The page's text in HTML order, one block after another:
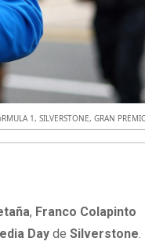
1,SILVERSTONE,GRAN
, Franco Colapinto
Day deSilverstone.